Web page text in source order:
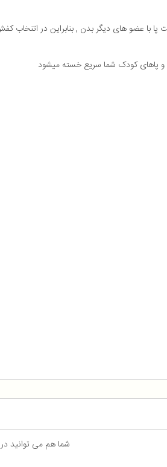
پا با عضو های دیگر بدن , بنابراین در
و پاهای کودک شما سریع خسته میشود
شما هم می توانید